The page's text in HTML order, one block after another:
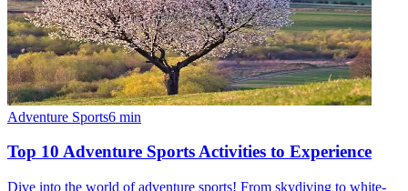
Adventure Sports6 min
Top 10 Adventure Sports Activities to Experience
Dive into the world of adventure sports! From skydiving to white-